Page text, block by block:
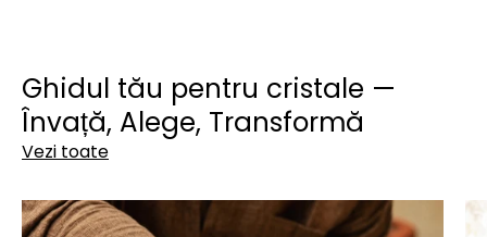
Ghidul tău pentru cristale —
Învață, Alege, Transformă
Vezi toate